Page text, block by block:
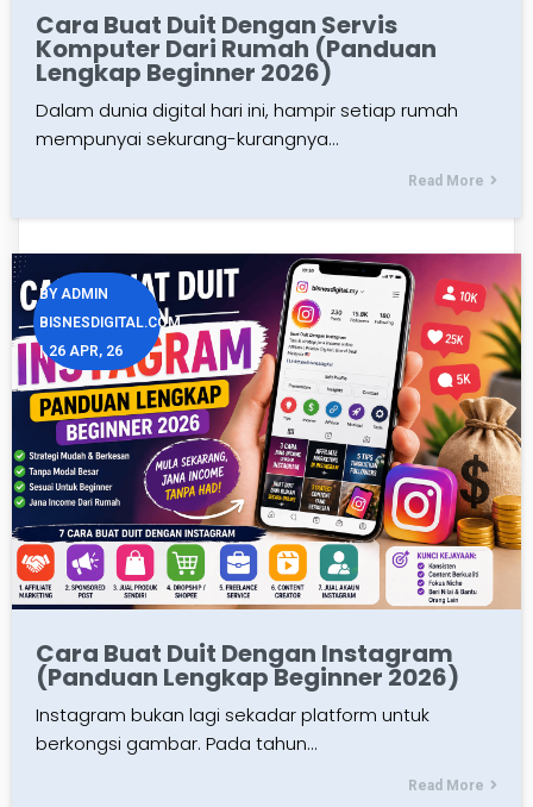
Cara Buat Duit Dengan Servis
Komputer Dari Rumah (Panduan
Lengkap Beginner 2026)
Dalam dunia digital hari ini, hampir setiap rumah
mempunyai sekurang-kurangnya…
Read More
Cara Buat Duit Dengan Instagram
(Panduan Lengkap Beginner 2026)
BY ADMIN
BISNESDIGITAL.COM
| 26 APR, 26
Instagram bukan lagi sekadar platform untuk
berkongsi gambar. Pada tahun…
Read More